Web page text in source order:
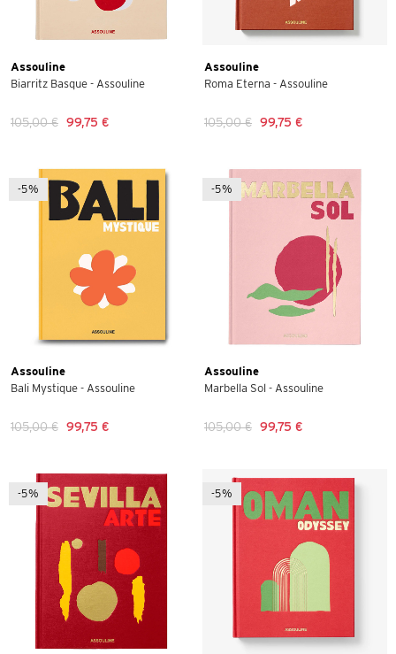
Assouline
Biarritz Basque - Assouline
105,00 € 99,75 €
Assouline
Roma Eterna - Assouline
105,00 € 99,75 €
-5%
Assouline
Bali Mystique - Assouline
105,00 € 99,75 €
-5%
Assouline
Marbella Sol - Assouline
105,00 € 99,75 €
-5% -5%